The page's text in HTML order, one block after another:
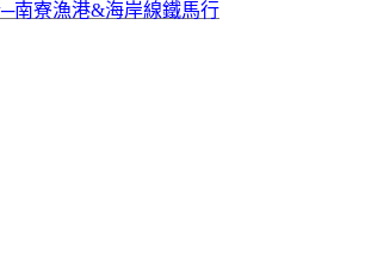
─南寮漁港&海岸線鐵馬行